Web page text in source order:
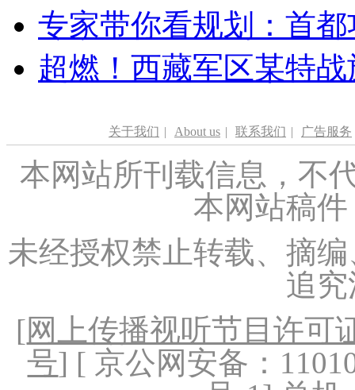
专家带你看规划：首
超燃！西藏军区某特
关于我们 | About us | 联系我们 | 广告服务
本网站所刊载信息，不
本网站稿
未经授权禁止转载、摘
追
[网上传播视听节目许可
号] [ 京公网安备：